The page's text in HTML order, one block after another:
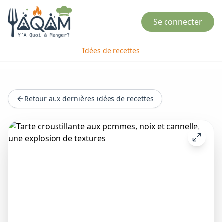
Se connecter
Idées de recettes
Retour aux dernières idées de recettes